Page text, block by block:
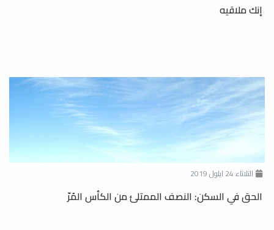
إنك ملاقيه
الثلاثاء 24 ايلول 2019
الحق في السكن: النصف الممتلئ من الكأس المُرّ